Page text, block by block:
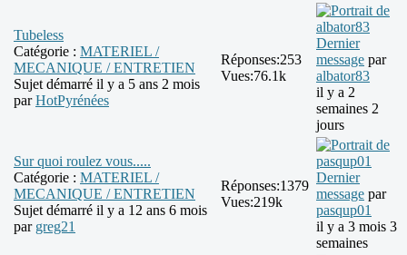
Tubeless
Catégorie : MATERIEL /
MECANIQUE / ENTRETIEN
Sujet démarré il y a 5 ans 2 mois
parHotPyrénées
Réponses:253
Vues:76.1k
Dernier
message par
albator83
il y a 2
semaines 2
jours
Sur quoi roulez vous.....
Catégorie : MATERIEL /
MECANIQUE / ENTRETIEN
Sujet démarré il y a 12 ans 6 mois
par greg21
Réponses:1379
Vues:219k
Dernier
message par
pasqup01
il y a 3 mois 3
semaines